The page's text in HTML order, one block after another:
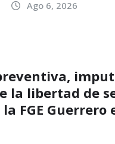
Ago 6, 2026
la libertad de
FGE Guerrero